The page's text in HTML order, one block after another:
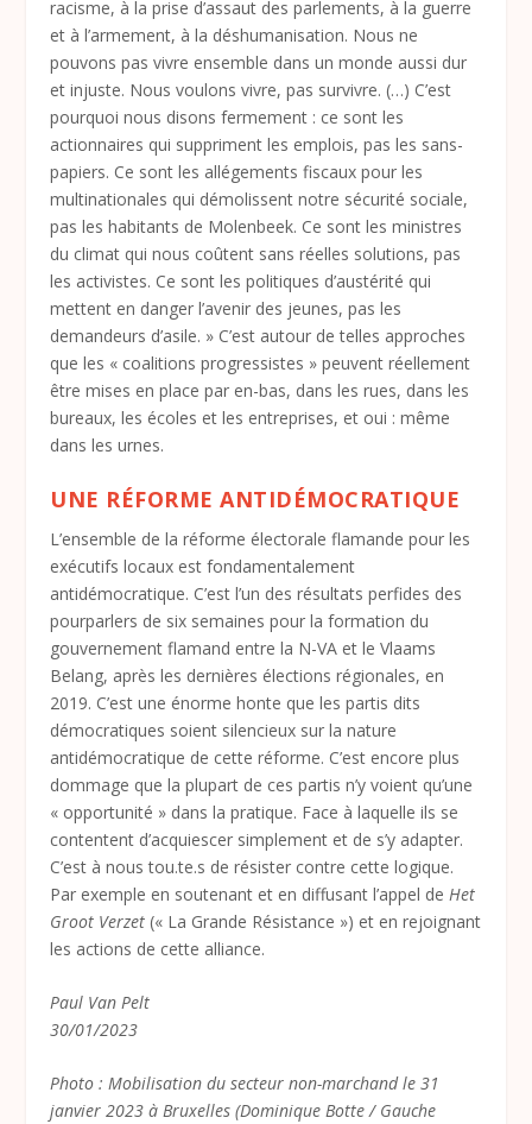
racisme, à la prise d’assaut des parlements, à la guerre
et à l’armement, à la déshumanisation. Nous ne
pouvons pas vivre ensemble dans un monde aussi dur
et injuste. Nous voulons vivre, pas survivre. (…) C’est
pourquoi nous disons fermement : ce sont les
actionnaires qui suppriment les emplois, pas les sans-
papiers. Ce sont les allégements fiscaux pour les
multinationales qui démolissent notre sécurité sociale,
pas les habitants de Molenbeek. Ce sont les ministres
du climat qui nous coûtent sans réelles solutions, pas
les activistes. Ce sont les politiques d’austérité qui
mettent en danger l’avenir des jeunes, pas les
demandeurs d’asile. » C’est autour de telles approches
que les « coalitions progressistes » peuvent réellement
être mises en place par en-bas, dans les rues, dans les
bureaux, les écoles et les entreprises, et oui : même
dans les urnes.
UNE RÉFORME ANTIDÉMOCRATIQUE
L’ensemble de la réforme électorale flamande pour les
exécutifs locaux est fondamentalement
antidémocratique. C’est l’un des résultats perfides des
pourparlers de six semaines pour la formation du
gouvernement flamand entre la N-VA et le Vlaams
Belang, après les dernières élections régionales, en
2019. C’est une énorme honte que les partis dits
démocratiques soient silencieux sur la nature
antidémocratique de cette réforme. C’est encore plus
dommage que la plupart de ces partis n’y voient qu’une
« opportunité » dans la pratique. Face à laquelle ils se
contentent d’acquiescer simplement et de s’y adapter.
C’est à nous tou.te.s de résister contre cette logique.
Par exemple en soutenant et en diffusant l’appel de Het
Groot Verzet (« La Grande Résistance ») et en rejoignant
les actions de cette alliance.
Paul Van Pelt
30/01/2023
Photo : Mobilisation du secteur non-marchand le 31
janvier 2023 à Bruxelles (Dominique Botte / Gauche